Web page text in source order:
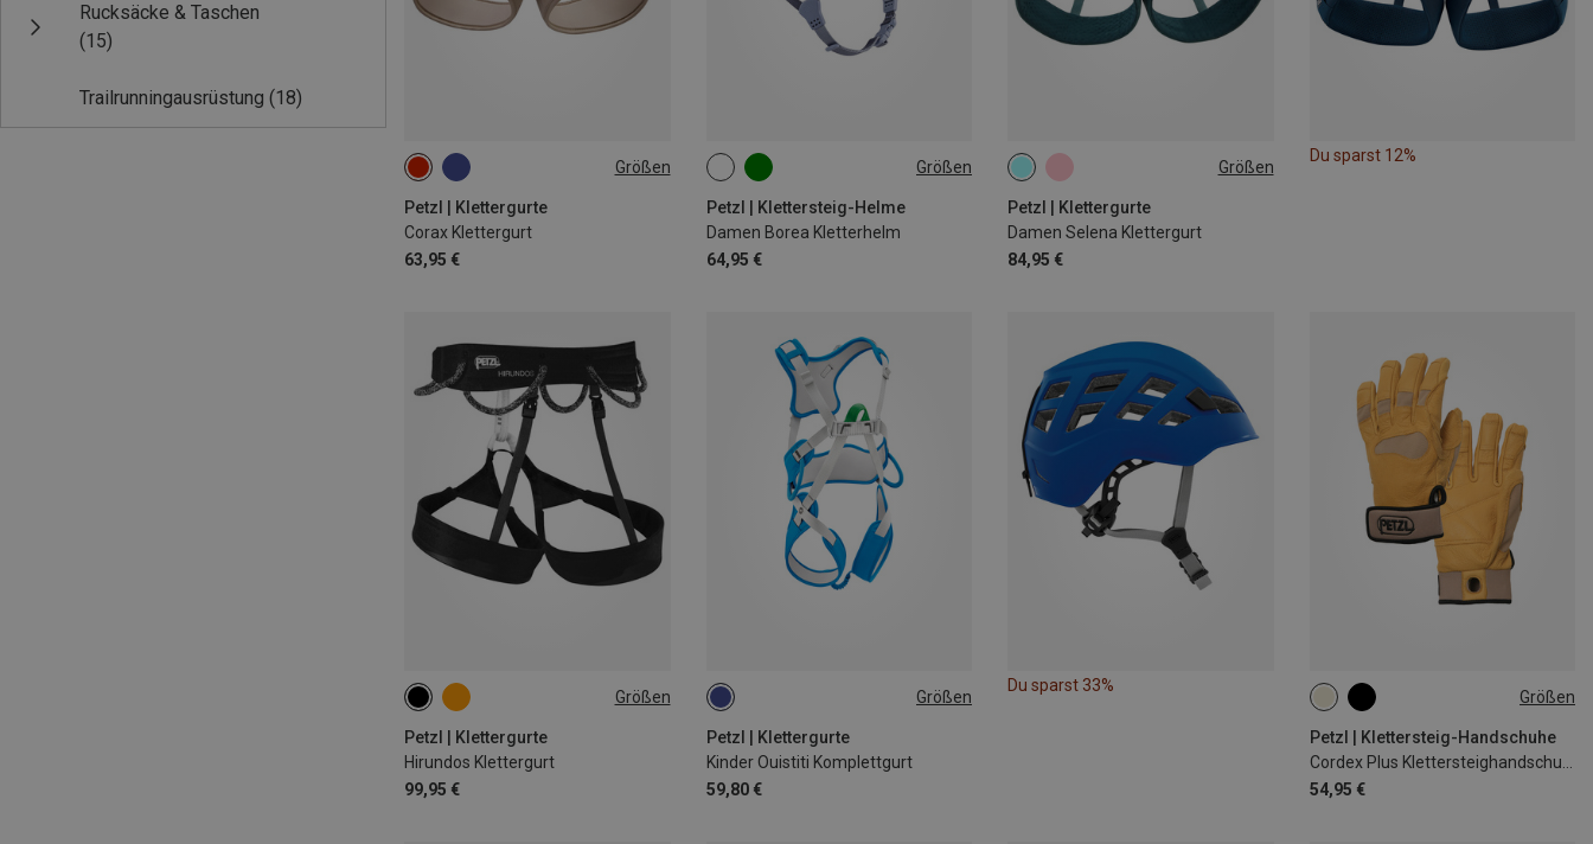
Rucksäcke & Taschen
(15)
Trailrunningausrüstung (18)
Größen
Petzl | Klettergurte
Corax Klettergurt
63,95 €
2 | 76-107CM Größen
Petzl | Klettersteig-Helme
Damen Borea Kletterhelm
64,95 €
52-58CM Größen
Petzl | Klettergurte
Damen Selena Klettergurt
84,95 €
65-71CM
77-84CM
84-92CM
Du sparst 12%
Größen
Petzl | Klettergurte
Hirundos Klettergurt
99,95 €
L | 84-92CM
S | 71-77CM
M | 77-84CM
Größen
Petzl | Klettergurte
Kinder Ouistiti Komplettgurt
59,80 €
XXS-S
Du sparst 33%
Größen
Petzl | Klettersteig-Handschuhe
54,95 €
XS S